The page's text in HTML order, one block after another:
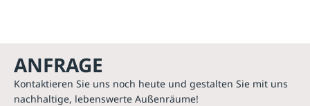
ANFRAGE
Kontaktieren Sie uns noch heute und gestalten Sie mit uns
nachhaltige, lebenswerte Außenräume!